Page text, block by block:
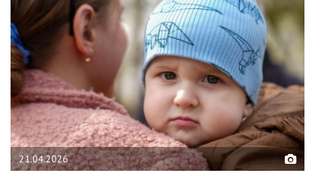
21.04.2026